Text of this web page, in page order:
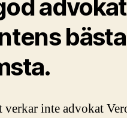
verkar inte advokat